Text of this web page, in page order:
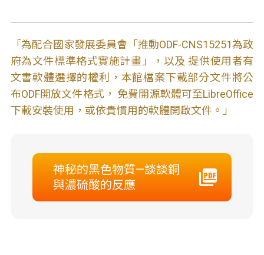
「為配合國家發展委員會「推動ODF-CNS15251為政
府為文件標準格式實施計畫」，以及 提供使用者有
文書軟體選擇的權利，本館檔案下載部分文件將公
布ODF開放文件格式， 免費開源軟體可至LibreOffice
下載安裝使用，或依貴慣用的軟體開啟文件。」
神秘的黑色物質—談談銅
與濃硫酸的反應